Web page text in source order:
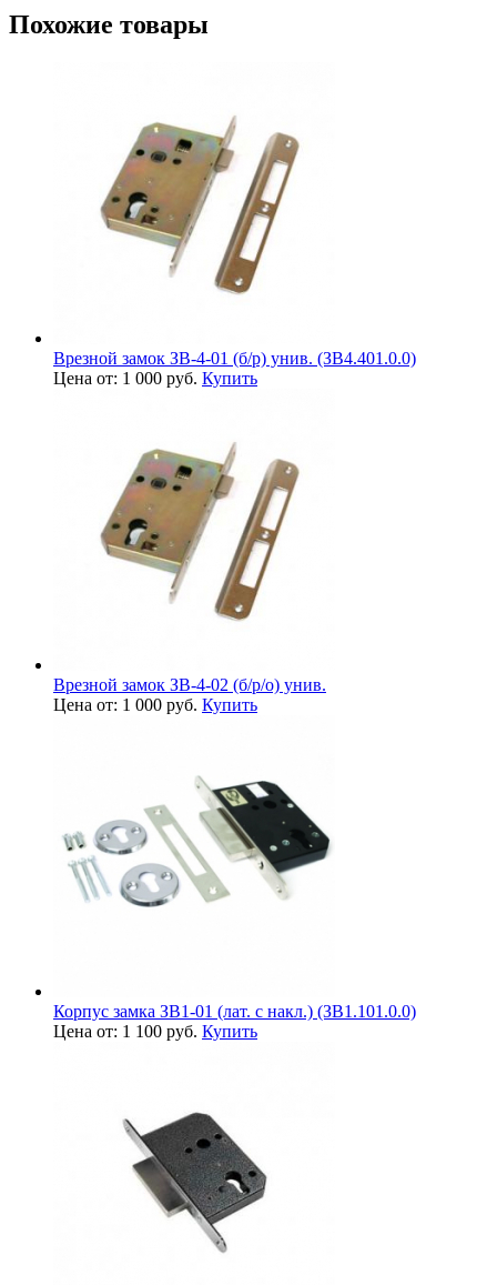
Похожие товары
Врезной замок ЗВ-4-01 (б/р) унив. (ЗВ4.401.0.0)
Цена от: 1 000 руб. Купить
Врезной замок ЗВ-4-02 (б/р/о) унив.
Цена от: 1 000 руб. Купить
Корпус замка ЗВ1-01 (лат. с накл.) (ЗВ1.101.0.0)
Цена от: 1 100 руб. Купить